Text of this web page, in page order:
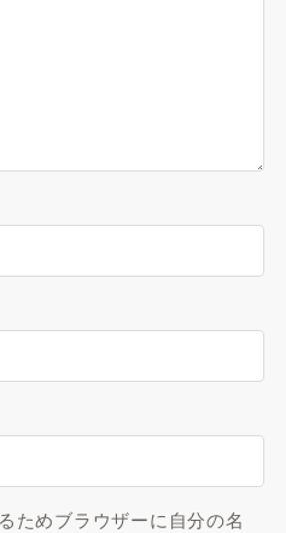
ためブラウザーに自分の名